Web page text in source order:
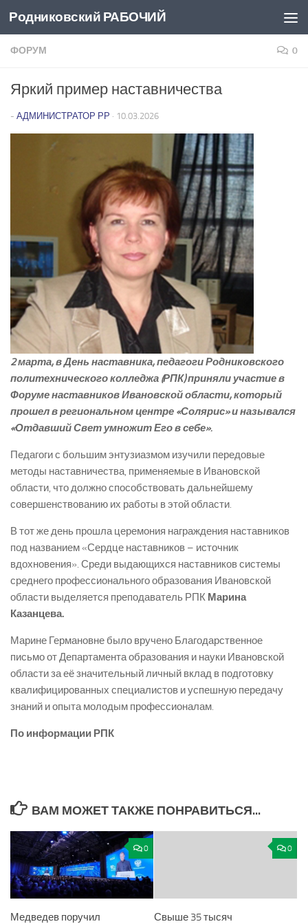
Перейти к содержимому
Родниковский РАБОЧИЙ
ФОРУМ 0
Яркий пример наставничества
- АДМИНИСТРАТОР РР · 10.03.2026
2 марта, в День наставника, педагоги Родниковского
политехнического колледжа (РПК) приняли участие в
Форуме наставников Ивановской области, который
прошел в региональном центре «Солярис» и назывался
«Отдавший Свет умножит Его в себе».
Педагоги с большим энтузиазмом изучили передовые
методы наставничества, применяемые в Ивановской
области, что должно способствовать дальнейшему
совершенствованию их работы в этой области.
В тот же день прошла церемония награждения наставников
под названием «Сердце наставников – источник
вдохновения». Среди выдающихся наставников системы
среднего профессионального образования Ивановской
области выделяется преподаватель РПК Марина
Казанцева.
Марине Германовне было вручено Благодарственное
письмо от Департамента образования и науки Ивановской
области за её значительный личный вклад в подготовку
квалифицированных специалистов и успешную передачу
знаний и опыта молодым профессионалам.
По информации РПК
ВАМ МОЖЕТ ТАКЖЕ ПОНРАВИТЬСЯ...
0
Медведев поручил
0
Свыше 35 тысяч